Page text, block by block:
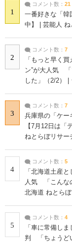
1
コメント数： 21
一番好きな「韓
中】 | 芸能人
2
コメント数： 7
「もっと早く
ン”が大人気 「
した」（2/2） |
3
コメント数： 7
兵庫県の「ケ
【7月12日は「
ねとらぼリサー
4
コメント数： 5
「北海道土産
人気 「こんな
北海道 ねとら
5
コメント数： 4
「車に常備し
判 「ちょうど